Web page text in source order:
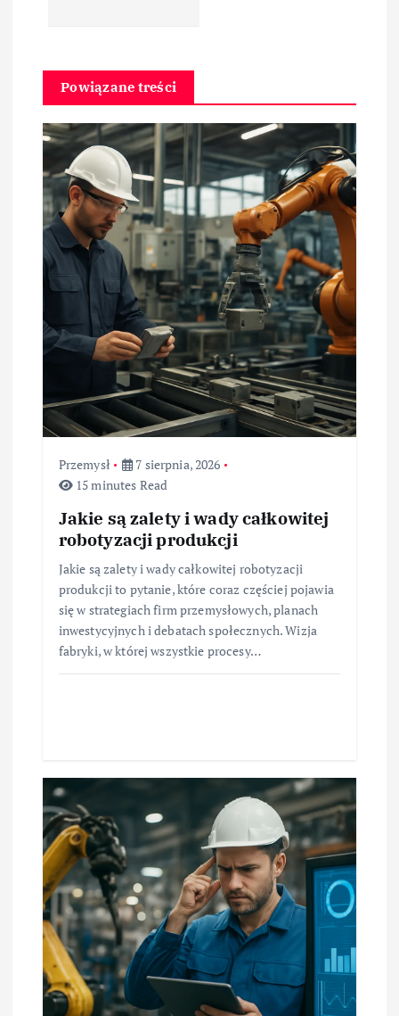
c
a
w
p
s
Powiązane treści
Przemysł
7 sierpnia, 2026
15 minutes Read
Jakie są zalety i wady całkowitej
robotyzacji produkcji
Jakie są zalety i wady całkowitej robotyzacji
produkcji to pytanie, które coraz częściej pojawia
się w strategiach firm przemysłowych, planach
inwestycyjnych i debatach społecznych. Wizja
fabryki, w której wszystkie procesy…